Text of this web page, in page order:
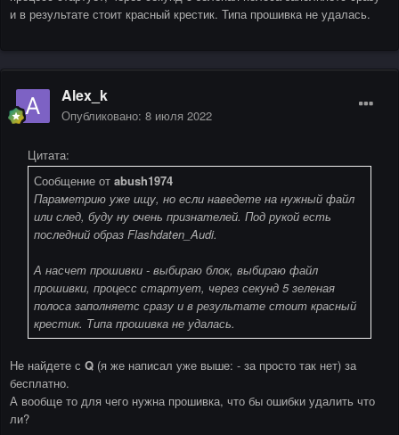
и в результате стоит красный крестик. Типа прошивка не удалась.
Alex_k
Опубликовано: 8 июля 2022
Цитата:
Сообщение от abush1974
Параметрию уже ищу, но если наведете на нужный файл
или след, буду ну очень признателей. Под рукой есть
последний образ Flashdaten_Audi.
А насчет прошивки - выбираю блок, выбираю файл
прошивки, процесс стартует, через секунд 5 зеленая
полоса заполняетс сразу и в результате стоит красный
крестик. Типа прошивка не удалась.
Не найдете с Q (я же написал уже выше: - за просто так нет) за
бесплатно.
А вообще то для чего нужна прошивка, что бы ошибки удалить что
ли?